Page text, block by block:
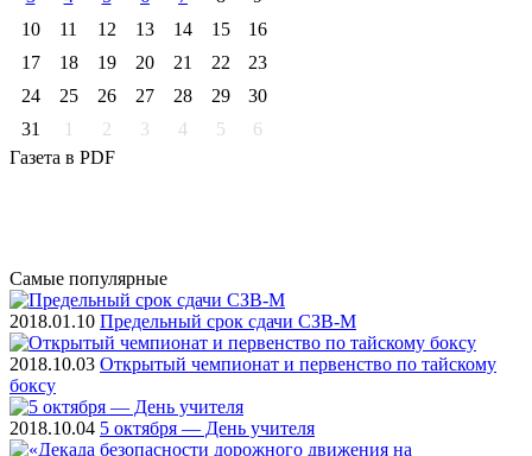
10
11 12 13 14 15
16
17
18 19 20 21 22
23
24
25 26 27 28 29
30
31
1 2 3 4 5
6
Газета в PDF
Самые популярные
2018.01.10 Предельный срок сдачи СЗВ-М
2018.10.03 Открытый чемпионат и первенство по тайскому
боксу
2018.10.04 5 октября — День учителя